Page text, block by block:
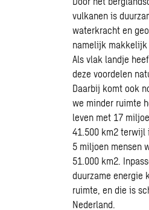
vulkanen is
waterkracht en
namelijk makkelijk
Als vlak landje
deze voordelen
Daarbij komt ook
we minder ruimte
leven met 17
41.500 km2 terwijl
5 miljoen mensen
51.000 km2.
duurzame energie
ruimte, en die is
Nederland.